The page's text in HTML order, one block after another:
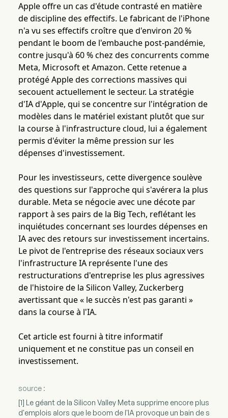
Apple offre un cas d'étude contrasté en matière
de discipline des effectifs. Le fabricant de l'iPhone
n'a vu ses effectifs croître que d'environ 20 %
pendant le boom de l'embauche post-pandémie,
contre jusqu'à 60 % chez des concurrents comme
Meta, Microsoft et Amazon. Cette retenue a
protégé Apple des corrections massives qui
secouent actuellement le secteur. La stratégie
d'IA d'Apple, qui se concentre sur l'intégration de
modèles dans le matériel existant plutôt que sur
la course à l'infrastructure cloud, lui a également
permis d'éviter la même pression sur les
dépenses d'investissement.
Pour les investisseurs, cette divergence soulève
des questions sur l'approche qui s'avérera la plus
durable. Meta se négocie avec une décote par
rapport à ses pairs de la Big Tech, reflétant les
inquiétudes concernant ses lourdes dépenses en
IA avec des retours sur investissement incertains.
Le pivot de l'entreprise des réseaux sociaux vers
l'infrastructure IA représente l'une des
restructurations d'entreprise les plus agressives
de l'histoire de la Silicon Valley, Zuckerberg
avertissant que « le succès n'est pas garanti »
dans la course à l'IA.
Cet article est fourni à titre informatif
uniquement et ne constitue pas un conseil en
investissement.
source :
[1] Le géant de la Silicon Valley Meta supprime encore plus
d'emplois alors que le boom de l'IA provoque un bain de s